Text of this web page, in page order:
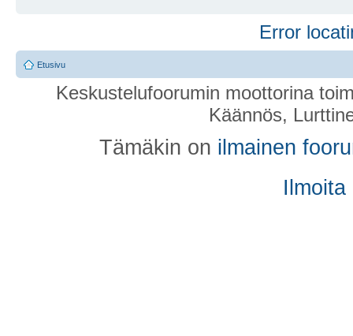
Error
Etusivu
Keskustelufoorumin moottorina
Käännös,
Tämäkin on ilmainen